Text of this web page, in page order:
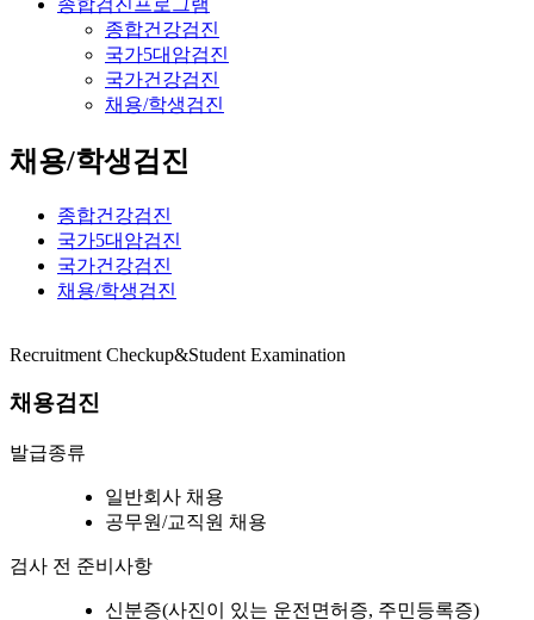
종합건강검진
국가5대암검진
국가건강검진
채용/학생검진
채용/학생검진
종합건강검진
국가5대암검진
국가건강검진
채용/학생검진
Recruitment Checkup&Student Examination
채용검진
발급종류
일반회사 채용
공무원/교직원 채용
검사 전 준비사항
신분증(사진이 있는 운전면허증, 주민등록증)